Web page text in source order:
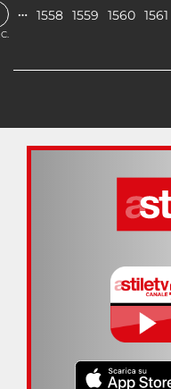
… 1558 1559 1560 1561